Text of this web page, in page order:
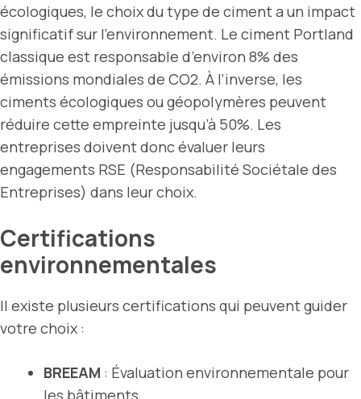
écologiques, le choix du type de ciment a un impact
significatif sur l’environnement. Le ciment Portland
classique est responsable d’environ 8% des
émissions mondiales de CO2. À l’inverse, les
ciments écologiques ou géopolymères peuvent
réduire cette empreinte jusqu’à 50%. Les
entreprises doivent donc évaluer leurs
engagements RSE (Responsabilité Sociétale des
Entreprises) dans leur choix.
Certifications
environnementales
Il existe plusieurs certifications qui peuvent guider
votre choix :
BREEAM : Évaluation environnementale pour
les bâtiments.